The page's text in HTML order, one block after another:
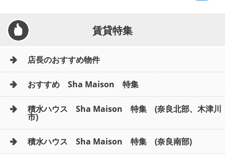
賃貸特集
店長のおすすめ物件
おすすめ Sha Maison 特集
積水ハウス Sha Maison 特集 (奈良北部、木津川
市)
積水ハウス Sha Maison 特集 (奈良南部)